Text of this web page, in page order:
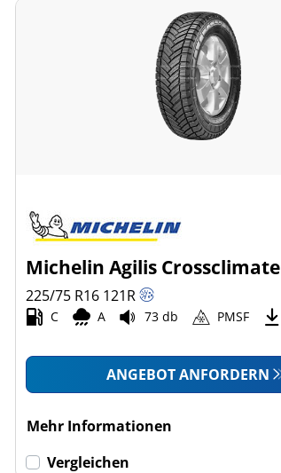
Michelin Agilis Crossclimate
225/75 R16 121R
C A 73 db PMSF
ANGEBOT ANFORDERN
Mehr Informationen
Vergleichen